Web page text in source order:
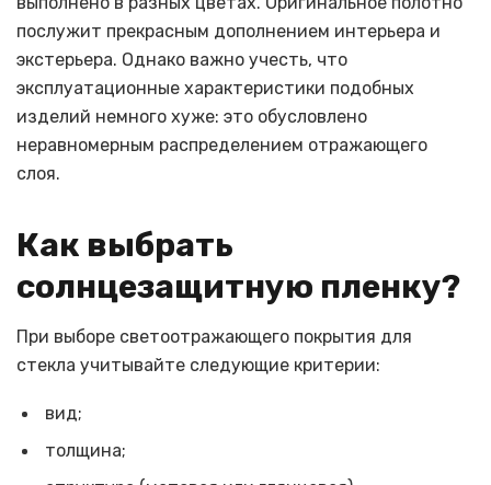
послужит прекрасным дополнением интерьера и
экстерьера. Однако важно учесть, что
эксплуатационные характеристики подобных
изделий немного хуже: это обусловлено
неравномерным распределением отражающего
слоя.
Как выбрать
солнцезащитную пленку?
При выборе светоотражающего покрытия для
стекла учитывайте следующие критерии:
вид;
толщина;